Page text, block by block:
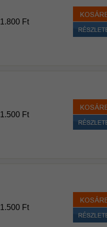
1.800 Ft
1.500 Ft
1.500 Ft